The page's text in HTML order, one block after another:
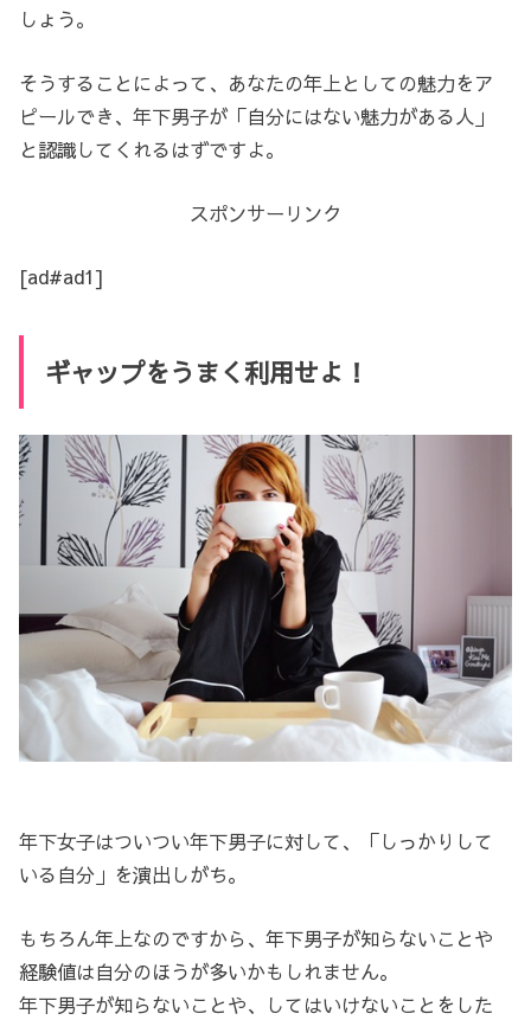
しょう。
そうすることによって、あなたの年上としての魅力をア
ピールでき、年下男子が「自分にはない魅力がある人」
と認識してくれるはずですよ。
スポンサーリンク
[ad#ad1]
ギャップをうまく利用せよ！
年下女子はついつい年下男子に対して、「しっかりして
いる自分」を演出しがち。
もちろん年上なのですから、年下男子が知らないことや
経験値は自分のほうが多いかもしれません。
年下男子が知らないことや、してはいけないことをした